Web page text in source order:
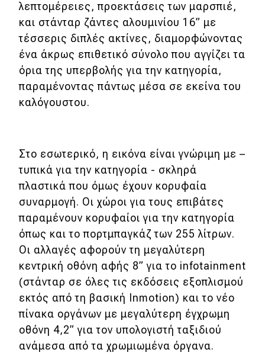
Συμβουλές
ΚΤΕΟ
Οδική βοήθεια
eDRIVE
λεπτομέρειες, προεκτάσεις των μαρσπιέ,
και στάνταρ ζάντες αλουμινίου 16” με
τέσσερις διπλές ακτίνες, διαμορφώνοντας
ένα άκρως επιθετικό σύνολο που αγγίζει τα
όρια της υπερβολής για την κατηγορία,
παραμένοντας πάντως μέσα σε εκείνα του
καλόγουστου.
Στο εσωτερικό, η εικόνα είναι γνώριμη με –
τυπικά για την κατηγορία - σκληρά
πλαστικά που όμως έχουν κορυφαία
συναρμογή. Οι χώροι για τους επιβάτες
παραμένουν κορυφαίοι για την κατηγορία
όπως και το πορτμπαγκάζ των 255 λίτρων.
Οι αλλαγές αφορούν τη μεγαλύτερη
κεντρική οθόνη αφής 8” για το infotainment
(στάνταρ σε όλες τις εκδόσεις εξοπλισμού
εκτός από τη βασική Inmotion) και το νέο
πίνακα οργάνων με μεγαλύτερη έγχρωμη
οθόνη 4,2” για τον υπολογιστή ταξιδιού
ανάμεσα από τα χρωμιωμένα όργανα.